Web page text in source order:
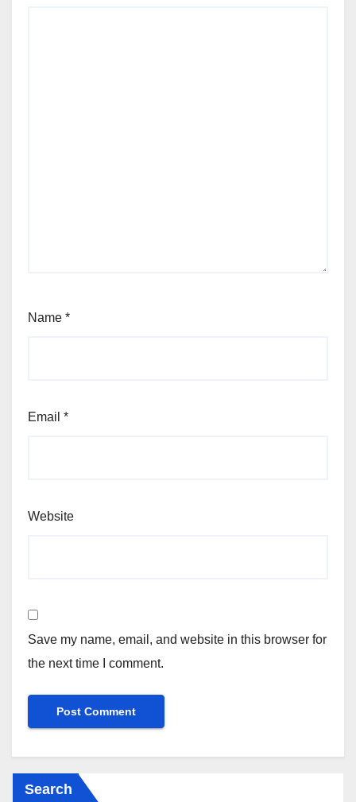
Name *
Email *
Website
Save my name, email, and website in this browser for
the next time I comment.
Search